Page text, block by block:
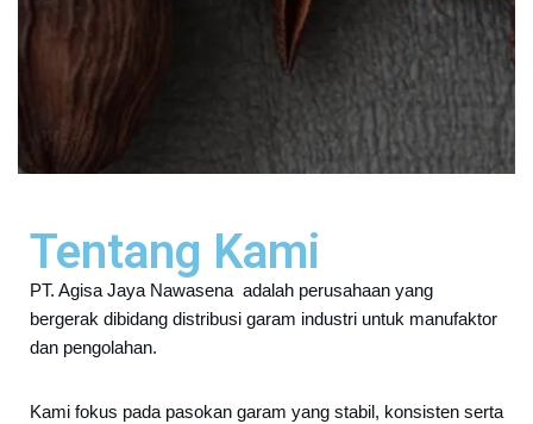
Tentang Kami
PT. Agisa Jaya Nawasena adalah perusahaan yang
bergerak dibidang distribusi garam industri untuk manufaktor
dan pengolahan.
Kami fokus pada pasokan garam yang stabil, konsisten serta